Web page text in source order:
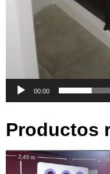
00:00
Productos